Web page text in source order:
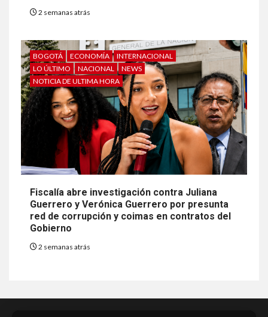
2 semanas atrás
BOGOTÁ ECONOMÍA
INTERNACIONAL
LO ÚLTIMO
NACIONAL
NEWS
NOTICIA DE ULTIMA HORA
Fiscalía abre investigación contra Juliana
Guerrero y Verónica Guerrero por presunta
red de corrupción y coimas en contratos del
Gobierno
2 semanas atrás